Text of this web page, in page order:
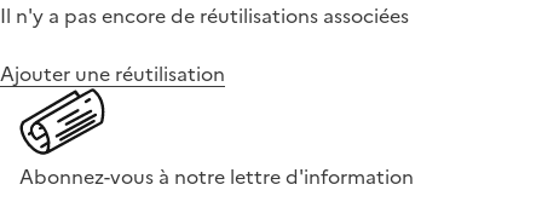
Il n'y a pas encore de réutilisations associées
Ajouter une réutilisation
Abonnez-vous à notre lettre d'information